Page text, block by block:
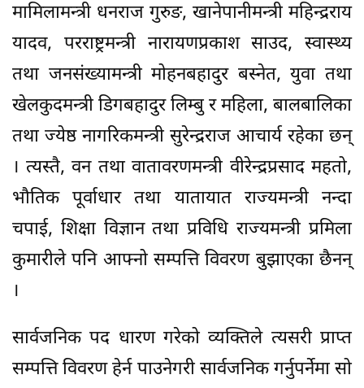
मामिलामन्त्री धनराज गुरुङ, खानेपानीमन्त्री महिन्द्रराय
यादव, परराष्ट्रमन्त्री नारायणप्रकाश साउद, स्वास्थ्य
तथा जनसंख्यामन्त्री मोहनबहादुर बस्नेत, युवा तथा
खेलकुदमन्त्री डिगबहादुर लिम्बु र महिला, बालबालिका
तथा ज्येष्ठ नागरिकमन्त्री सुरेन्द्रराज आचार्य रहेका छन्
। त्यस्तै, वन तथा वातावरणमन्त्री वीरेन्द्रप्रसाद महतो,
भौतिक पूर्वाधार तथा यातायात राज्यमन्त्री नन्दा
चपाई, शिक्षा विज्ञान तथा प्रविधि राज्यमन्त्री प्रमिला
कुमारीले पनि आफ्नो सम्पत्ति विवरण बुझाएका छैनन्
।
सार्वजनिक पद धारण गरेको व्यक्तिले त्यसरी प्राप्त
सम्पत्ति विवरण हेर्न पाउनेगरी सार्वजनिक गर्नुपर्नेमा सो